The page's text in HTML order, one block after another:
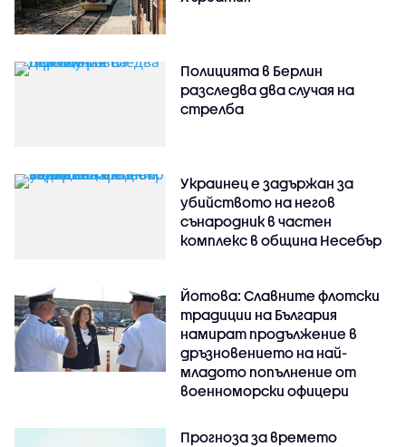
Полицията в Берлин
разследва два случая на
стрелба
Украинец е задържан за
убийството на негов
сънародник в частен
комплекс в община Несебър
Йотова: Славните флотски
традиции на България
намират продължение в
дръзновението на най-
младото попълнение от
военноморски офицери
Прогноза за времето